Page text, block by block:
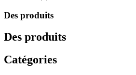
Des produits
Des produits
Catégories